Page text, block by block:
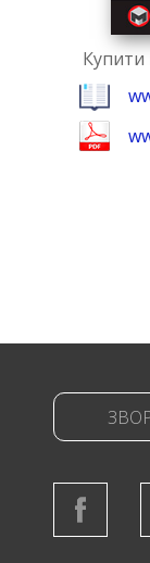
Купити